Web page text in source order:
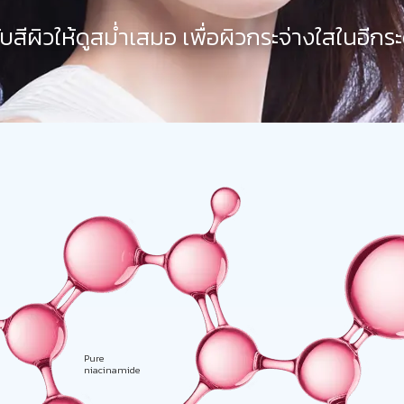
สีผิวให้ดูสม่ำเสมอ เพื่อผิวกระจ่างใสในอีกร
Pure
niacinamide